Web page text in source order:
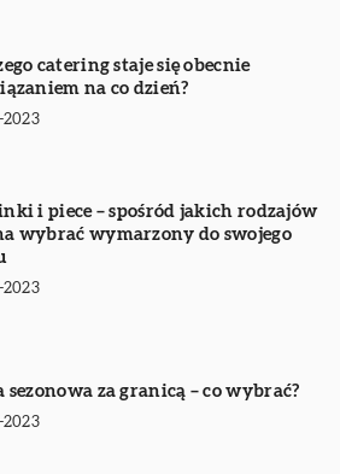
catering staje się obecnie
na co dzień?
2023
i piece – spośród jakich rodzajów
wybrać wymarzony do swojego
2023
sezonowa za granicą – co wybrać?
2023